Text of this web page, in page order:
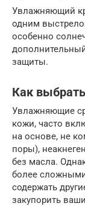
Увлажняющий
одним
особенно
защиты.
Как
Увлажняющие
кожи, часто
на основе, не
поры),
без масла.
более
содержать
закупорить